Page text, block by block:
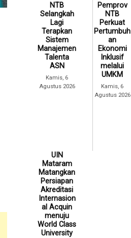
NTB
Selangkah
Lagi
Terapkan
Sistem
Manajemen
Talenta
ASN
Kamis, 6
Agustus 2026
Pemprov
NTB
Perkuat
Pertumbuh
an
Ekonomi
Inklusif
melalui
UMKM
Kamis, 6
Agustus 2026
UIN
Mataram
Matangkan
Persiapan
Akreditasi
Internasion
al Acquin
menuju
World Class
University